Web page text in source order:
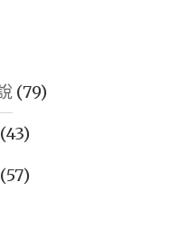
(79)
(43)
(57)